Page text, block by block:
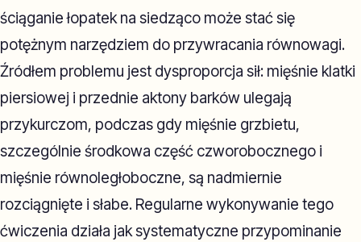
ściąganie łopatek na siedząco może stać się
potężnym narzędziem do przywracania równowagi.
Źródłem problemu jest dysproporcja sił: mięśnie klatki
piersiowej i przednie aktony barków ulegają
przykurczom, podczas gdy mięśnie grzbietu,
szczególnie środkowa część czworobocznego i
mięśnie równoległoboczne, są nadmiernie
rozciągnięte i słabe. Regularne wykonywanie tego
ćwiczenia działa jak systematyczne przypominanie